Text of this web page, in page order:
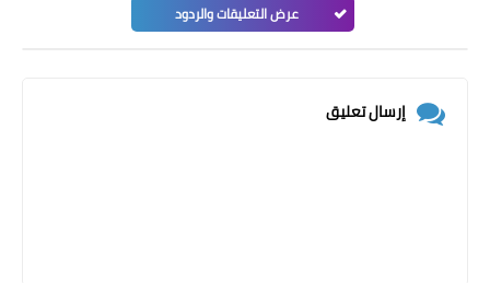
عرض التعليقات والردود
إرسال تعليق